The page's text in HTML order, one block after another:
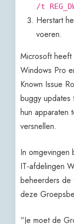
/t
Herstart
voeren.
Microsoft
Windows Pro
Known Issue
buggy updates
hun apparaten
versnellen.
In
IT-afdelingen
beheerders de
deze
“Je moet de